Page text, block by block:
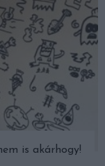
is akárhogy!